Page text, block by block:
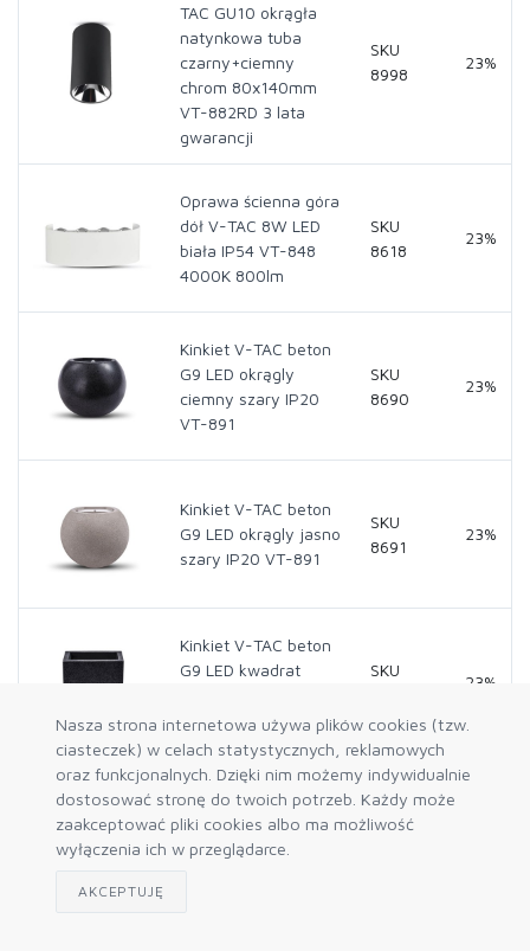
Nasza strona internetowa używa plików cookies (tzw.
ciasteczek) w celach statystycznych, reklamowych
oraz funkcjonalnych. Dzięki nim możemy indywidualnie
dostosować stronę do twoich potrzeb. Każdy może
zaakceptować pliki cookies albo ma możliwość
wyłączenia ich w przeglądarce.
AKCEPTUJĘ
TAC GU10 okrągła
natynkowa tuba
czarny+ciemny
chrom 80x140mm
VT-882RD 3 lata
gwarancji
SKU
8998
23%
Oprawa ścienna góra
dół V-TAC 8W LED
biała IP54 VT-848
4000K 800lm
SKU
8618
23%
Kinkiet V-TAC beton
G9 LED okrągly
ciemny szary IP20
VT-891
SKU
8690
23%
Kinkiet V-TAC beton
G9 LED okrągly jasno
szary IP20 VT-891
SKU
8691
23%
Kinkiet V-TAC beton
G9 LED kwadrat
VT-892
SKU
23%
Kinkiet V-TAC beton
G9 LED kwadrat
jasno szary IP20 VT-
SKU